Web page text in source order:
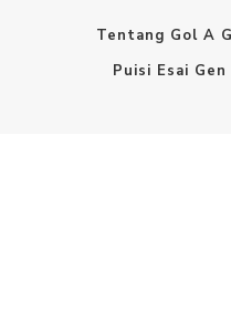
Tentang Gol A
Puisi Esai Gen